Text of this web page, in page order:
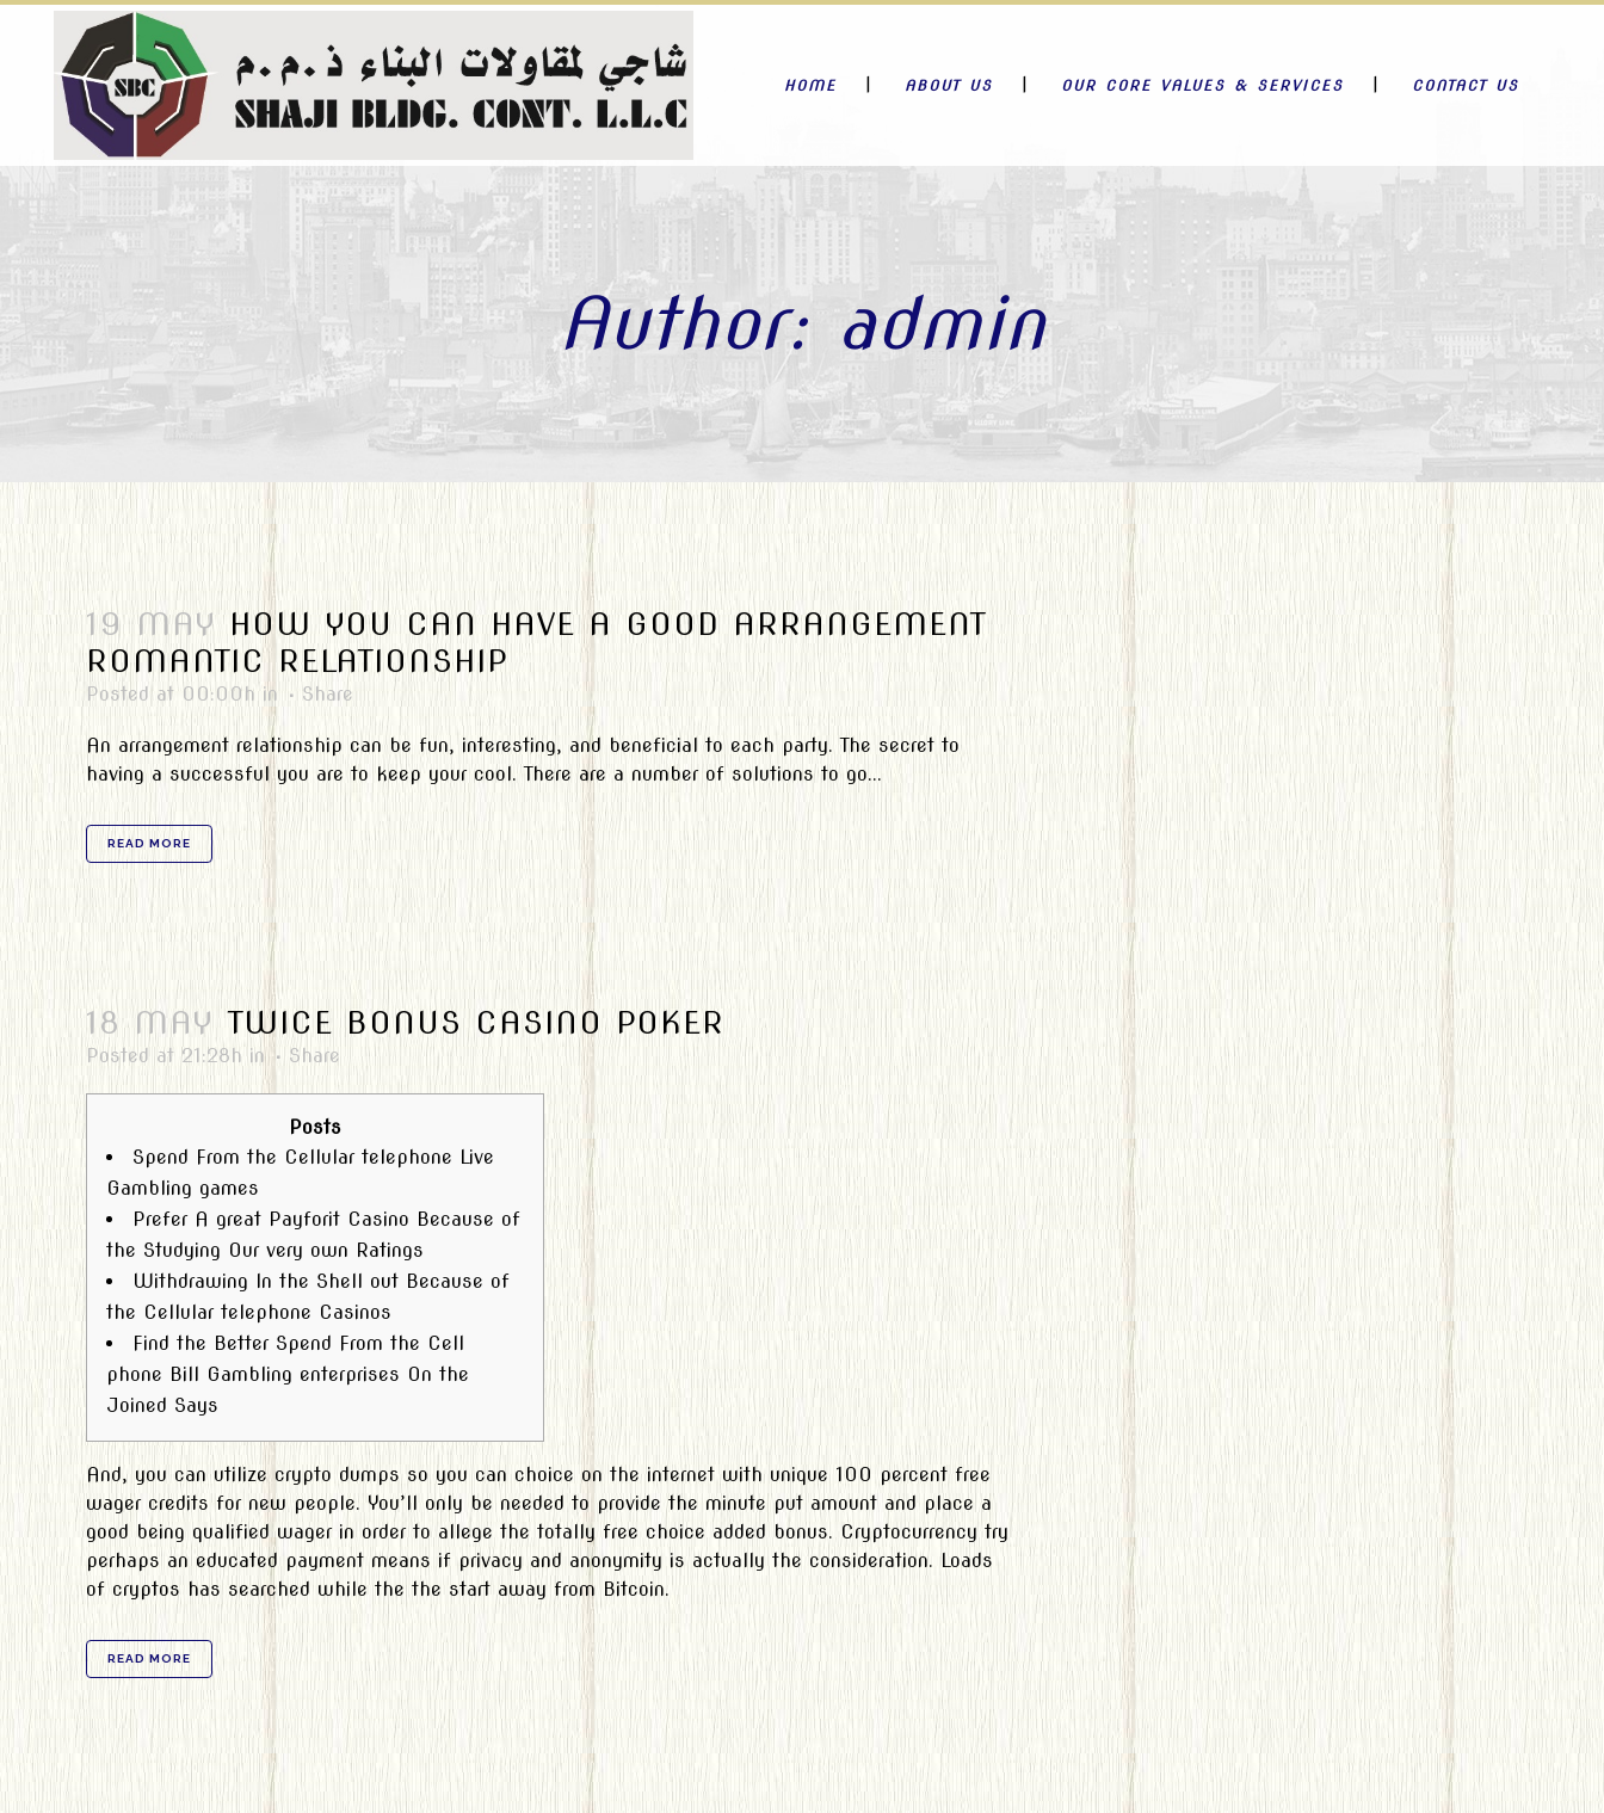
HOME ABOUT US OUR CORE VALUES & SERVICES CONTACT US
Author: admin
19 MAY HOW YOU CAN HAVE A GOOD ARRANGEMENT
ROMANTIC RELATIONSHIP
Posted at 00:00h in Share
An arrangement relationship can be fun, interesting, and beneficial to each party. The secret to
having a successful you are to keep your cool. There are a number of solutions to go...
READ MORE
18 MAY TWICE BONUS CASINO POKER
Posted at 21:28h in Share
Posts
Spend From the Cellular telephone Live
Gambling games
Prefer A great Payforit Casino Because of
the Studying Our very own Ratings
Withdrawing In the Shell out Because of
the Cellular telephone Casinos
Find the Better Spend From the Cell
phone Bill Gambling enterprises On the
Joined Says
And, you can utilize crypto dumps so you can choice on the internet with unique 100 percent free
wager credits for new people. You’ll only be needed to provide the minute put amount and place a
good being qualified wager in order to allege the totally free choice added bonus. Cryptocurrency try
perhaps an educated payment means if privacy and anonymity is actually the consideration. Loads
of cryptos has searched while the the start away from Bitcoin.
READ MORE